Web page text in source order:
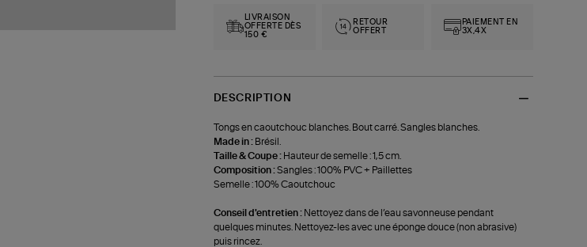
LIVRAISON
OFFERTE DÈS
150 €
RETOUR
OFFERT
PAIEMENT EN
3X,4X
DESCRIPTION
Tongs en caoutchouc blanches. Bout carré. Sangles blanches.
Made in : Brésil.
Taille & Coupe : Hauteur de semelle : 1,5 cm.
Composition :‍Sangles : 100% PVC + Paillettes
Semelle : 100% Caoutchouc
Conseil d'entretien : Nettoyez dans de l’eau savonneuse pendant
quelques minutes. Nettoyez-les avec une éponge douce (non abrasive)
puis rincez.